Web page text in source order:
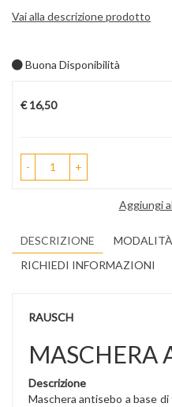
Vai alla descrizione prodotto
Buona Disponibilità
Prezzo
€ 16,50
- +
Aggiungi
DESCRIZIONE
RICHIEDI INFORMAZIONI
RAUSCH
MASCHERA
Descrizione
Maschera antisebo a base